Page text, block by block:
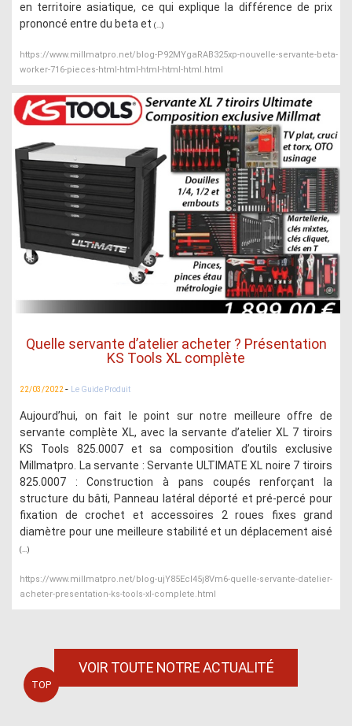
en territoire asiatique, ce qui explique la différence de prix
prononcé entre du beta et (...)
https://www.millmatpro.net/blog-P92MYgaRAB325xp-nouvelle-servante-beta-
worker-716-pieces-html-html-html-html-html.html
Quelle servante d’atelier acheter ? Présentation
KS Tools XL complète
22/03/2022- Le Guide Produit
Aujourd’hui, on fait le point sur notre meilleure offre de
servante complète XL, avec la servante d’atelier XL 7 tiroirs
KS Tools 825.0007 et sa composition d’outils exclusive
Millmatpro. La servante : Servante ULTIMATE XL noire 7 tiroirs
825.0007 : Construction à pans coupés renforçant la
structure du bâti, Panneau latéral déporté et pré-percé pour
fixation de crochet et accessoires 2 roues fixes grand
diamètre pour une meilleure stabilité et un déplacement aisé
(...)
https://www.millmatpro.net/blog-ujY85EcI45j8Vm6-quelle-servante-datelier-
acheter-presentation-ks-tools-xl-complete.html
VOIR TOUTE NOTRE ACTUALITÉ
TOP